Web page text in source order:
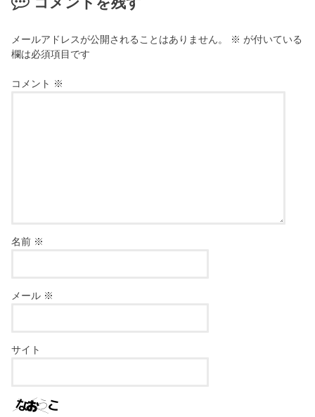
メールアドレスが公開されることはありません。 ※ が付いている
欄は必須項目です
コメント ※
名前 ※
メール ※
サイト